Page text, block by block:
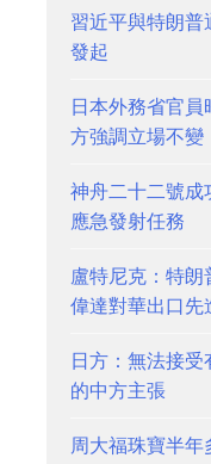
習近平與特朗
發起
日本外務省官
方強調立場不變
神舟二十二號成
應急發射任務
盧特尼克：特
偉達對華出口先
日方：無法接受
的中方主張
周大福珠寶半